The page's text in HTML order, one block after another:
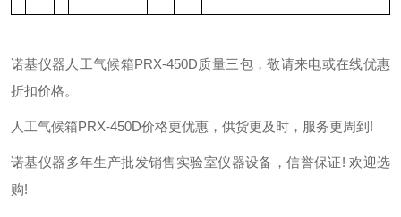
诺基仪器人工气候箱PRX-450D质量三包，敬请来电或在线优惠
折扣价格。
人工气候箱PRX-450D价格更优惠，供货更及时，服务更周到!
诺基仪器多年生产批发销售实验室仪器设备，信誉保证! 欢迎选
购!